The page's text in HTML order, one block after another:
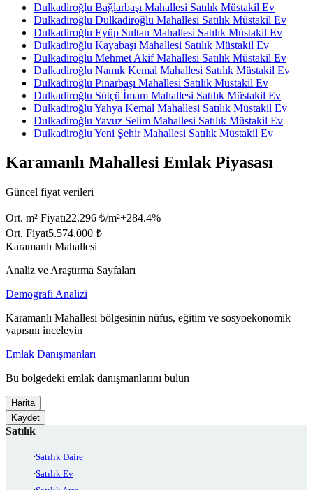
Dulkadiroğlu Bağlarbaşı Mahallesi Satılık Müstakil Ev
Dulkadiroğlu Dulkadiroğlu Mahallesi Satılık Müstakil Ev
Dulkadiroğlu Eyüp Sultan Mahallesi Satılık Müstakil Ev
Dulkadiroğlu Kayabaşı Mahallesi Satılık Müstakil Ev
Dulkadiroğlu Mehmet Akif Mahallesi Satılık Müstakil Ev
Dulkadiroğlu Namık Kemal Mahallesi Satılık Müstakil Ev
Dulkadiroğlu Pınarbaşı Mahallesi Satılık Müstakil Ev
Dulkadiroğlu Sütçü İmam Mahallesi Satılık Müstakil Ev
Dulkadiroğlu Yahya Kemal Mahallesi Satılık Müstakil Ev
Dulkadiroğlu Yavuz Selim Mahallesi Satılık Müstakil Ev
Dulkadiroğlu Yeni Şehir Mahallesi Satılık Müstakil Ev
Karamanlı Mahallesi Emlak Piyasası
Güncel fiyat verileri
Ort. m² Fiyatı22.296 ₺/m²+284.4%
Ort. Fiyat5.574.000 ₺
Karamanlı Mahallesi
Analiz ve Araştırma Sayfaları
Demografi Analizi
Karamanlı Mahallesi bölgesinin nüfus, eğitim ve sosyoekonomik
yapısını inceleyin
Emlak Danışmanları
Bu bölgedeki emlak danışmanlarını bulun
Harita
Kaydet
Satılık
Satılık Daire
Satılık Ev